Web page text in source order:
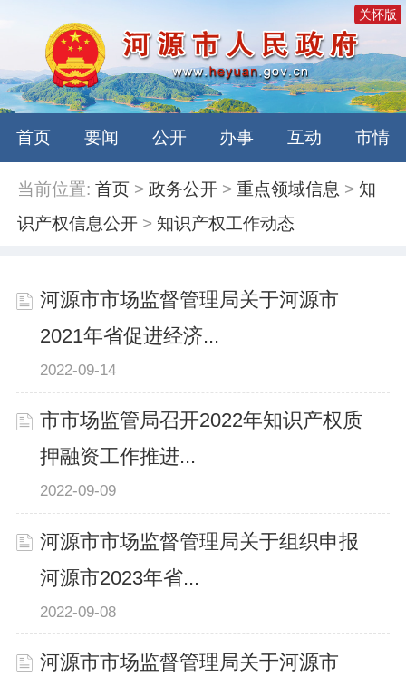
关怀版
首页 要闻 公开 办事 互动 市情
当前位置: 首页 >政务公开 >重点领域信息 >知
识产权信息公开 >知识产权工作动态
河源市市场监督管理局关于河源市
2021年省促进经济...
2022-09-14
市市场监管局召开2022年知识产权质
押融资工作推进...
2022-09-09
河源市市场监督管理局关于组织申报
河源市2023年省...
2022-09-08
河源市市场监督管理局关于河源市